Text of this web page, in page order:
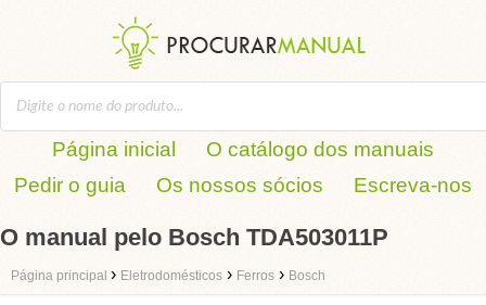
Página inicial
O catálogo dos manuais
Pedir o guia
Os nossos sócios Escreva-nos
O manual pelo Bosch TDA503011P
Página principal › Eletrodomésticos › Ferros › Bosch